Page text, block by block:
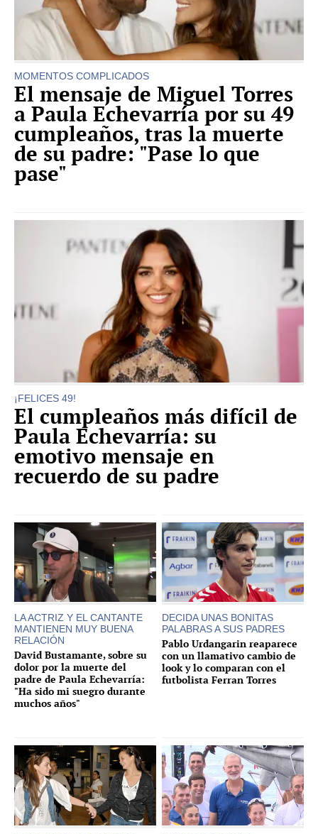
MOMENTOS COMPLICADOS
El mensaje de Miguel Torres
a Paula Echevarría por su 49
cumpleaños, tras la muerte
de su padre: "Pase lo que
pase"
¡FELICES 49!
El cumpleaños más difícil de
Paula Echevarría: su
emotivo mensaje en
recuerdo de su padre
LA ACTRIZ Y EL CANTANTE
MANTIENEN MUY BUENA
RELACIÓN
David Bustamante, sobre su
dolor por la muerte del
padre de Paula Echevarría:
"Ha sido mi suegro durante
muchos años"
DECIDA UNAS BONITAS
PALABRAS A SUS PADRES
Pablo Urdangarin reaparece
con un llamativo cambio de
look y lo comparan con el
futbolista Ferran Torres